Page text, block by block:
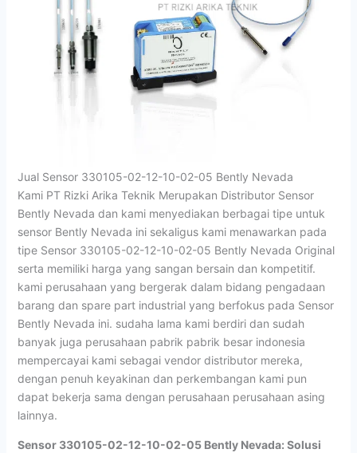
Jual Sensor 330105-02-12-10-02-05 Bently Nevada
Kami PT Rizki Arika Teknik Merupakan Distributor Sensor
Bently Nevada dan kami menyediakan berbagai tipe untuk
sensor Bently Nevada ini sekaligus kami menawarkan pada
tipe Sensor 330105-02-12-10-02-05 Bently Nevada Original
serta memiliki harga yang sangan bersain dan kompetitif.
kami perusahaan yang bergerak dalam bidang pengadaan
barang dan spare part industrial yang berfokus pada Sensor
Bently Nevada ini. sudaha lama kami berdiri dan sudah
banyak juga perusahaan pabrik pabrik besar indonesia
mempercayai kami sebagai vendor distributor mereka,
dengan penuh keyakinan dan perkembangan kami pun
dapat bekerja sama dengan perusahaan perusahaan asing
lainnya.
Sensor 330105-02-12-10-02-05 Bently Nevada: Solusi